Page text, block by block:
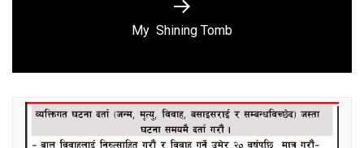
Next
My Shining Tomb